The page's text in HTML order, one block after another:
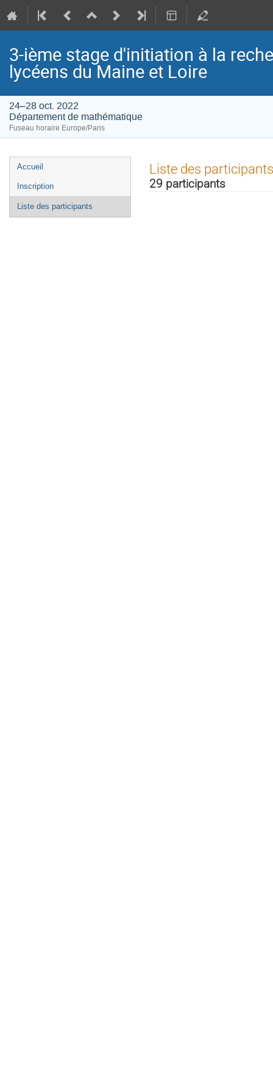
3-ième stage d'initiation à la
lycéens du Maine et Loire
24–28 oct. 2022
Département de mathématique
Fuseau horaire Europe/Paris
Menu
de
l'événement
Accueil
Inscription
Liste des participants
Liste des participants
29 participants